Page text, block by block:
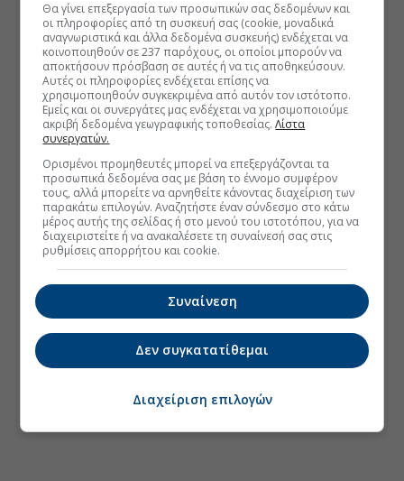
Θα γίνει επεξεργασία των προσωπικών σας δεδομένων και
οι πληροφορίες από τη συσκευή σας (cookie, μοναδικά
αναγνωριστικά και άλλα δεδομένα συσκευής) ενδέχεται να
κοινοποιηθούν σε 237 παρόχους, οι οποίοι μπορούν να
αποκτήσουν πρόσβαση σε αυτές ή να τις αποθηκεύσουν.
Αυτές οι πληροφορίες ενδέχεται επίσης να
χρησιμοποιηθούν συγκεκριμένα από αυτόν τον ιστότοπο.
Εμείς και οι συνεργάτες μας ενδέχεται να χρησιμοποιούμε
ακριβή δεδομένα γεωγραφικής τοποθεσίας.Λίστα
συνεργατών.
Ορισμένοι προμηθευτές μπορεί να επεξεργάζονται τα
προσωπικά δεδομένα σας με βάση το έννομο συμφέρον
τους, αλλά μπορείτε να αρνηθείτε κάνοντας διαχείριση των
παρακάτω επιλογών. Αναζητήστε έναν σύνδεσμο στο κάτω
μέρος αυτής της σελίδας ή στο μενού του ιστοτόπου, για να
διαχειριστείτε ή να ανακαλέσετε τη συναίνεσή σας στις
ρυθμίσεις απορρήτου και cookie.
Συναίνεση
Δεν συγκατατίθεμαι
Διαχείριση επιλογών